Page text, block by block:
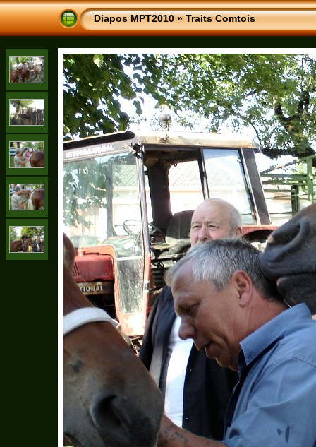
Diapos MPT2010»Traits Comtois